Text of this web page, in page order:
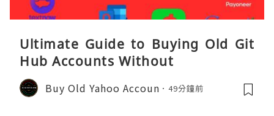
Ultimate Guide to Buying Old Git
Hub Accounts Without
Buy Old Yahoo Accoun 49分鐘前